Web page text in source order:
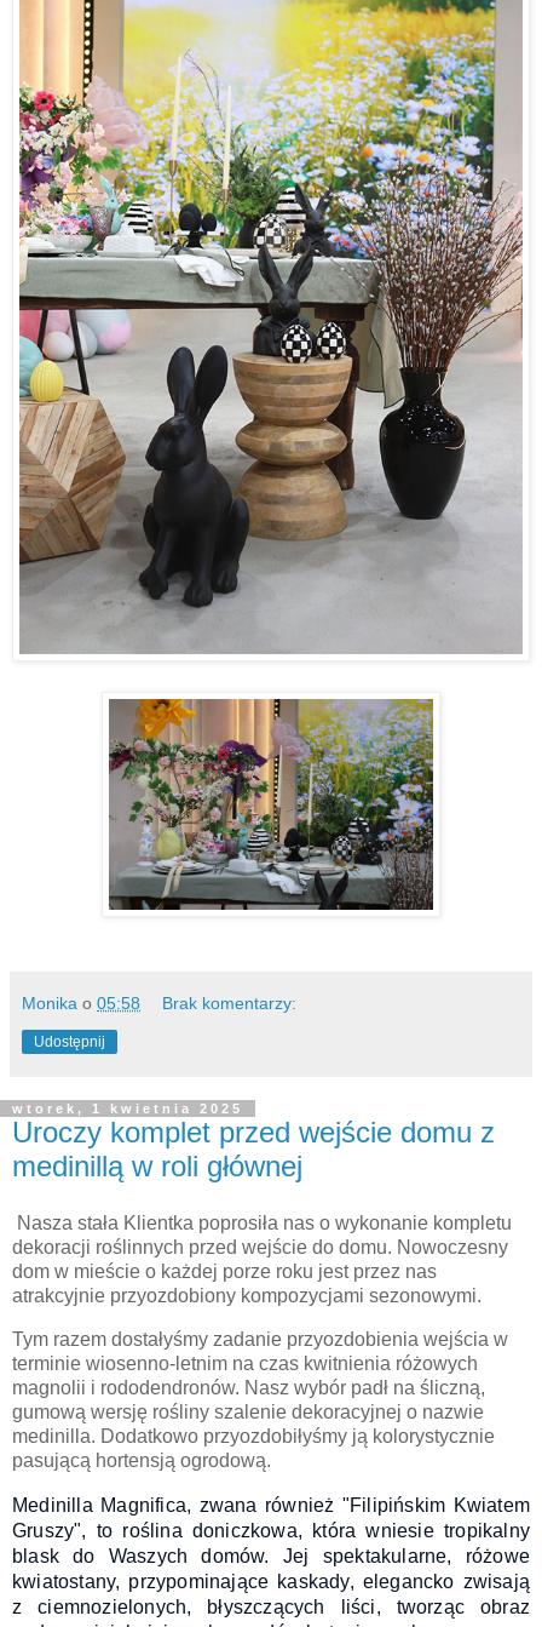
Monika o 05:58 Brak komentarzy:
Udostępnij
wtorek, 1 kwietnia 2025
Uroczy komplet przed wejście domu z
medinillą w roli głównej
Nasza stała Klientka poprosiła nas o wykonanie kompletu
dekoracji roślinnych przed wejście do domu. Nowoczesny
dom w mieście o każdej porze roku jest przez nas
atrakcyjnie przyozdobiony kompozycjami sezonowymi.
Tym razem dostałyśmy zadanie przyozdobienia wejścia w
terminie wiosenno-letnim na czas kwitnienia różowych
magnolii i rododendronów. Nasz wybór padł na śliczną,
gumową wersję rośliny szalenie dekoracyjnej o nazwie
medinilla. Dodatkowo przyozdobiłyśmy ją kolorystycznie
pasującą hortensją ogrodową.
Medinilla Magnifica, zwana również "Filipińskim Kwiatem
Gruszy", to roślina doniczkowa, która wniesie tropikalny
blask do Waszych domów. Jej spektakularne, różowe
kwiatostany, przypominające kaskady, elegancko zwisają
z ciemnozielonych, błyszczących liści, tworząc obraz